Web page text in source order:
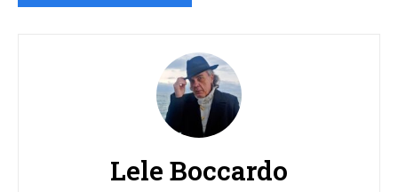
Lele Boccardo